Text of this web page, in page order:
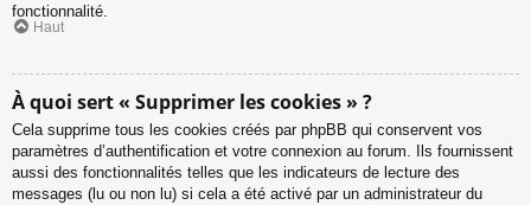
fonctionnalité.
Haut
À quoi sert « Supprimer les cookies » ?
Cela supprime tous les cookies créés par phpBB qui conservent vos
paramètres d’authentification et votre connexion au forum. Ils fournissent
aussi des fonctionnalités telles que les indicateurs de lecture des
messages (lu ou non lu) si cela a été activé par un administrateur du